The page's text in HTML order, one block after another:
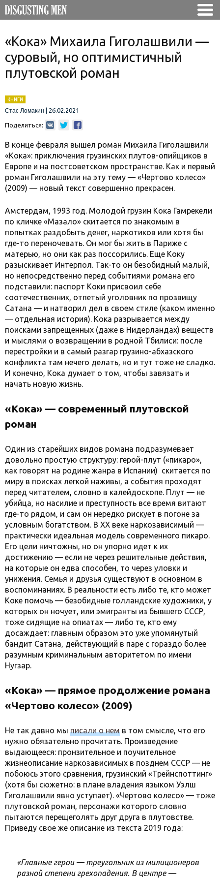
«Кока» Михаила Гиголашвили —
суровый, но оптимистичный
плутовской роман
КНИГИ
Стас Ломакин
26.02.2021
Поделиться:
В конце февраля вышел роман Михаила Гиголашвили
«Кока»: приключения грузинских плутов-опийщиков в
Европе и на постсоветском пространстве. Как и первый
роман Гиголашвили на эту тему — «Чертово колесо»
(2009) — новый текст совершенно прекрасен.
Амстердам, 1993 год. Молодой грузин Кока Гамрекели
по кличке «Мазало» скитается по знакомым в
попытках раздобыть денег, наркотиков или хотя бы
где-то переночевать. Он мог бы жить в Париже с
матерью, но они как раз поссорились. Еще Коку
разыскивает Интерпол. Так-то он безобидный малый,
но непосредственно перед событиями романа его
подставили: паспорт Коки присвоил себе
соотечественник, отпетый уголовник по прозвищу
Сатана — и натворил дел в своем стиле (каком именно
— отдельная история). Кока разрывается между
поисками запрещенных (даже в Нидерландах) веществ
и мыслями о возвращении в родной Тбилиси: после
перестройки и в самый разгар грузино-абхазского
конфликта там нечего делать, но и тут тоже не сладко.
И конечно, Кока думает о том, чтобы завязать и
начать новую жизнь.
«Кока» — современный плутовской
роман
Один из старейших видов романа подразумевает
довольно простую структуру: герой-плут («пикаро»,
как говорят на родине жанра в Испании) скитается по
миру в поисках легкой наживы, а события проходят
перед читателем, словно в калейдоскопе. Плут — не
убийца, но насилие и преступность все время витают
где-то рядом, и сам он нередко рискует в погоне за
условным богатством. В XX веке наркозависимый —
практически идеальная модель современного пикаро.
Его цели ничтожны, но он упорно идет к их
достижению — если не через решительные действия,
на которые он едва способен, то через уловки и
унижения. Семья и друзья существуют в основном в
воспоминаниях. В реальности есть либо те, кто может
Коке помочь — безобидные голландские художники, у
которых он ночует, или эмигранты из бывшего СССР,
тоже сидящие на опиатах — либо те, кто ему
досаждает: главным образом это уже упомянутый
бандит Сатана, действующий в паре с гораздо более
разумным криминальным авторитетом по имени
Нугзар.
«Кока» — прямое продолжение романа
«Чертово колесо» (2009)
Не так давно мы писали о нем в том смысле, что его
нужно обязательно прочитать. Произведение
выдающееся: пронзительное и поучительное
жизнеописание наркозависимых в позднем СССР — не
побоюсь этого сравнения, грузинский «Трейнспоттинг»
(хотя бы сюжетно: в плане владения языком Уэлш
Гиголашвили явно уступает). «Чертово колесо» — тоже
плутовской роман, персонажи которого словно
пытаются перещеголять друг друга в плутовстве.
Приведу свое же описание из текста 2019 года:
«Главные герои — треугольник из милиционеров
разной степени грехопадения. В центре —